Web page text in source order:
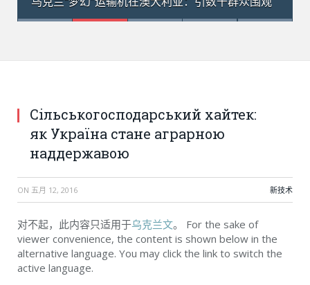
Сільськогосподарський хайтек:
як Україна стане аграрною
наддержавою
ON 五月 12, 2016 新技术
对不起，此内容只适用于乌克兰文。 For the sake of
viewer convenience, the content is shown below in the
alternative language. You may click the link to switch the
active language.